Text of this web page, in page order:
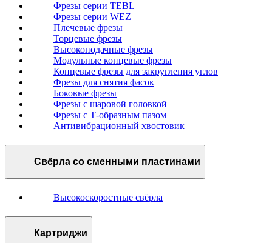
Фрезы серии TEBL
Фрезы серии WEZ
Плечевые фрезы
Торцевые фрезы
Высокоподачные фрезы
Модульные концевые фрезы
Концевые фрезы для закругления углов
Фрезы для снятия фасок
Боковые фрезы
Фрезы с шаровой головкой
Фрезы с Т-образным пазом
Антивибрационный хвостовик
Свёрла со сменными пластинами
Высокоскоростные свёрла
Картриджи